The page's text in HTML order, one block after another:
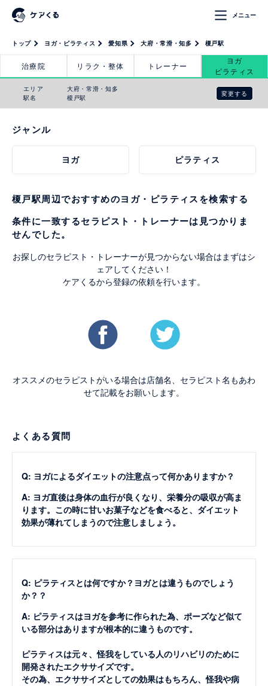
メニュー
トップ ヨガ・ピラティス 愛知県 大府・常滑・知多 榎戸駅
治療院 リラク・整体 トレーナー
ヨガ
ピラティス
エリア
駅名
大府・常滑・知多
榎戸駅
変更する
ジャンル
ヨガ ピラティス
榎戸駅周辺でおすすめのヨガ・ピラティスを検索する
条件に一致するセラピスト・トレーナーは見つかりま
せんでした。
お探しのセラピスト・トレーナーが見つからない場合はまずはシ
ェアしてください！
ケアくるから登録の依頼を行います。
オススメのセラピストがいる場合は店舗名、セラピスト名もあわ
せて記載をお願いします。
よくある質問
Q: ヨガによるダイエットの注意点って何かありますか？
A: ヨガ直後は身体の血行が良くなり、栄養分の吸収が高ま
ります。この時に甘いお菓子などを食べると、ダイエット
効果が薄れてしまうので注意しましょう。
Q: ピラティスとは何ですか？ヨガとは違うものでしょう
か？？
A: ピラティスはヨガを参考に作られた為、ポーズなど似て
いる部分はありますが根本的に違うものです。
ピラティスは元々、怪我をしている人のリハビリのために
開発されたエクササイズです。
その為、エクササイズとしての効果はもちろん、怪我や病